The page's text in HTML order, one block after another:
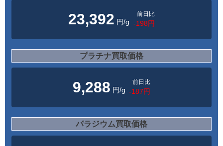
23,392 円/g
前日比
-198円
プラチナ買取価格
9,288 円/g
前日比
-187円
パラジウム買取価格